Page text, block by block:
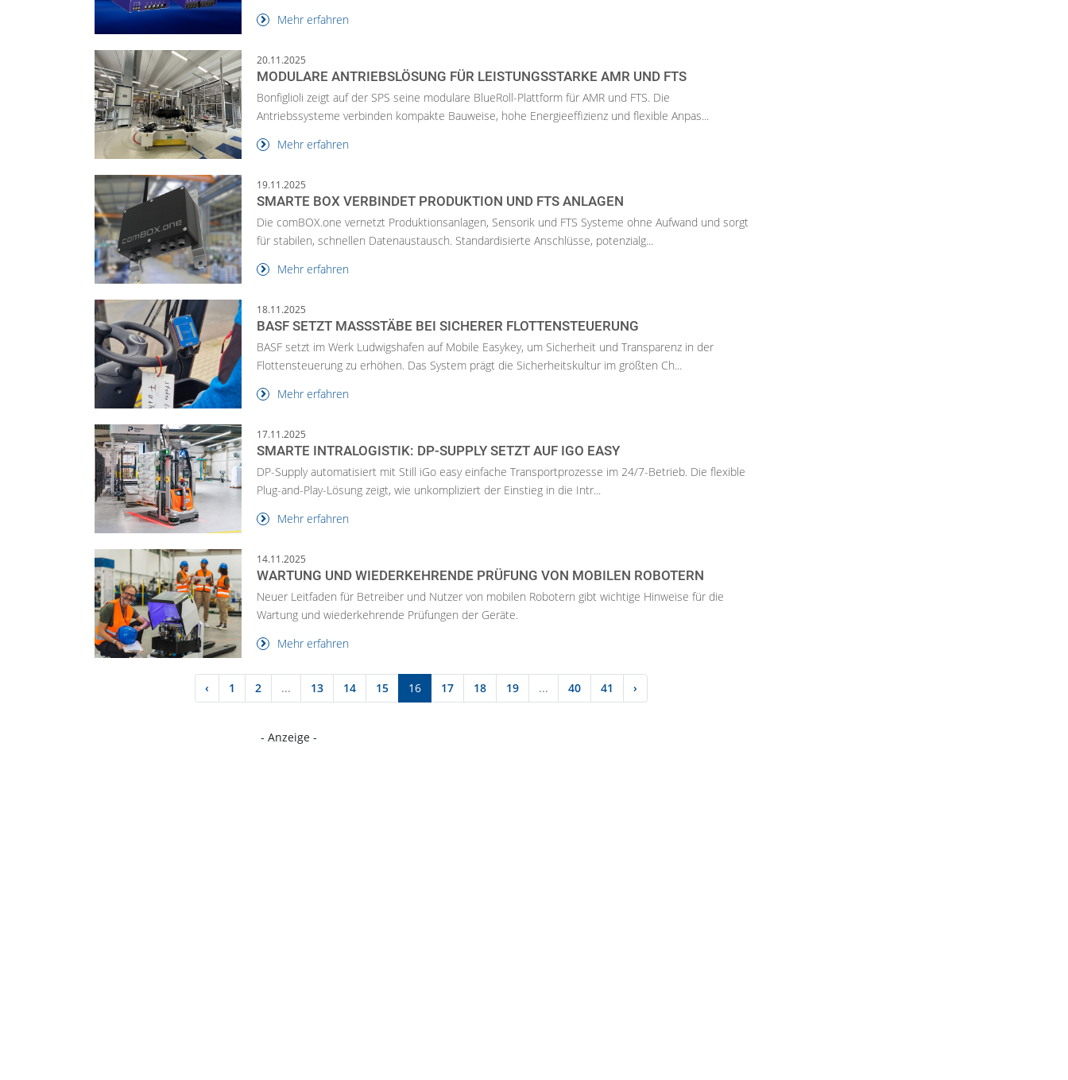
Mehr erfahren
20.11.2025
MODULARE ANTRIEBSLÖSUNG FÜR LEISTUNGSSTARKE AMR UND FTS
Bonfiglioli zeigt auf der SPS seine modulare BlueRoll-Plattform für AMR und FTS. Die
Antriebssysteme verbinden kompakte Bauweise, hohe Energieeffizienz und flexible Anpas...
Mehr erfahren
19.11.2025
SMARTE BOX VERBINDET PRODUKTION UND FTS ANLAGEN
Die comBOX.one vernetzt Produktionsanlagen, Sensorik und FTS Systeme ohne Aufwand und sorgt
für stabilen, schnellen Datenaustausch. Standardisierte Anschlüsse, potenzialg...
Mehr erfahren
18.11.2025
BASF SETZT MASSSTÄBE BEI SICHERER FLOTTENSTEUERUNG
BASF setzt im Werk Ludwigshafen auf Mobile Easykey, um Sicherheit und Transparenz in der
Flottensteuerung zu erhöhen. Das System prägt die Sicherheitskultur im größten Ch...
Mehr erfahren
17.11.2025
SMARTE INTRALOGISTIK: DP-SUPPLY SETZT AUF IGO EASY
DP-Supply automatisiert mit Still iGo easy einfache Transportprozesse im 24/7-Betrieb. Die flexible
Plug-and-Play-Lösung zeigt, wie unkompliziert der Einstieg in die Intr...
Mehr erfahren
14.11.2025
WARTUNG UND WIEDERKEHRENDE PRÜFUNG VON MOBILEN ROBOTERN
Neuer Leitfaden für Betreiber und Nutzer von mobilen Robotern gibt wichtige Hinweise für die
Wartung und wiederkehrende Prüfungen der Geräte.
Mehr erfahren
‹ 1 2 ... 13 14 15 16 17 18 19 ... 40 41 ›
- Anzeige -